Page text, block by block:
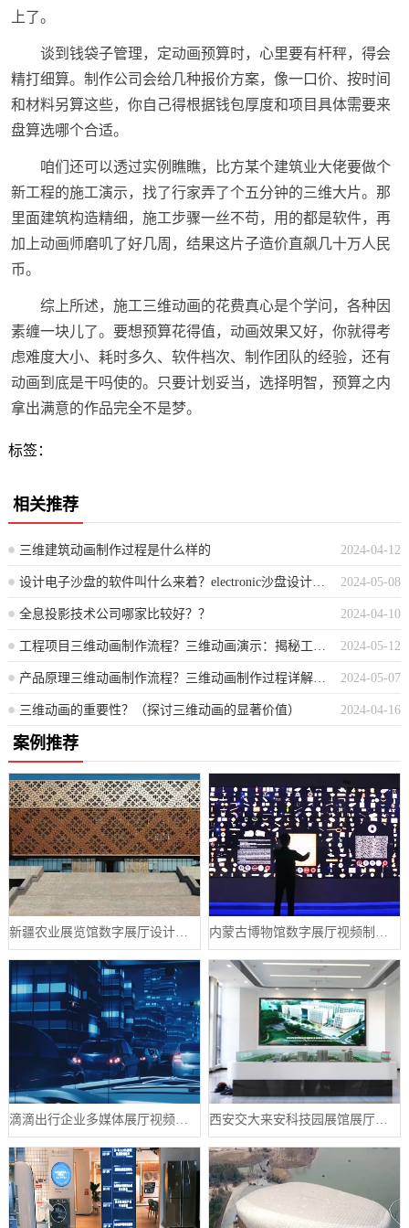
上了。
谈到钱袋子管理，定动画预算时，心里要有杆秤，得会
精打细算。制作公司会给几种报价方案，像一口价、按时间
和材料另算这些，你自己得根据钱包厚度和项目具体需要来
盘算选哪个合适。
咱们还可以透过实例瞧瞧，比方某个建筑业大佬要做个
新工程的施工演示，找了行家弄了个五分钟的三维大片。那
里面建筑构造精细，施工步骤一丝不苟，用的都是软件，再
加上动画师磨叽了好几周，结果这片子造价直飙几十万人民
币。
综上所述，施工三维动画的花费真心是个学问，各种因
素缠一块儿了。要想预算花得值，动画效果又好，你就得考
虑难度大小、耗时多久、软件档次、制作团队的经验，还有
动画到底是干吗使的。只要计划妥当，选择明智，预算之内
拿出满意的作品完全不是梦。
标签：
相关推荐
2024-04-12
三维建筑动画制作过程是什么样的
2024-05-08
设计电子沙盘的软件叫什么来着？electronic沙盘设计软件名称是？
2024-04-10
全息投影技术公司哪家比较好？？
2024-05-12
2024-05-07
产品原理三维动画制作流程？三维动画制作过程详解其核心原理
2024-04-16
三维动画的重要性？（探讨三维动画的显著价值）
案例推荐
新疆农业展览馆数字展厅设计案例 内蒙古博物馆数字展厅视频制作宣传片案例
滴滴出行企业多媒体展厅视频制作案例